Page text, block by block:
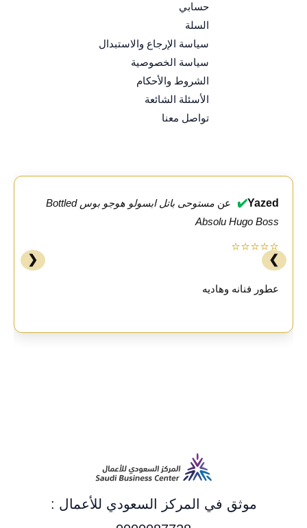
حسابي
السلة
سياسة الإرجاع والاستبدال
سياسة الخصوصية
الشروط والأحكام
الأسئلة الشائعة
تواصل معنا
Yazed
✔️ عن
مستوحى باتل ابسولو هوجو بوس Bottled
Absolu Hugo Boss
⭐⭐⭐⭐⭐
عطور فنانه وهاديه
❮ ❯
موثق في المركز السعودي للأعمال :